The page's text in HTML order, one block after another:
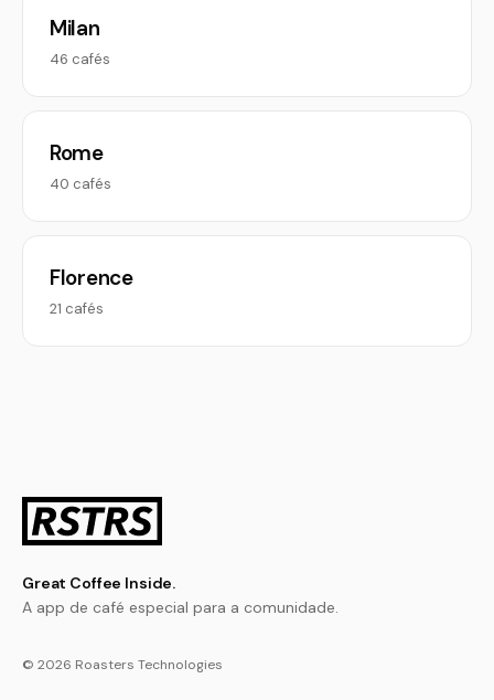
Milan
46 cafés
Rome
40 cafés
Florence
21 cafés
Great Coffee Inside.
A app de café especial para a comunidade.
© 2026 Roasters Technologies